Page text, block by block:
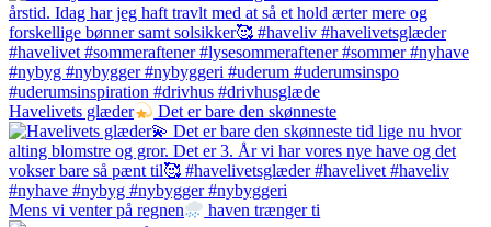
Havelivets glæder Det er bare den skønneste
Mens vi venter på regnen haven trænger ti